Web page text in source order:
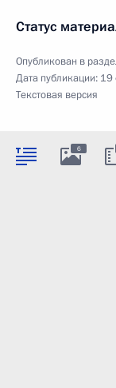
Статус
Опубликован в
Дата публикации: 19
Текстовая версия
6